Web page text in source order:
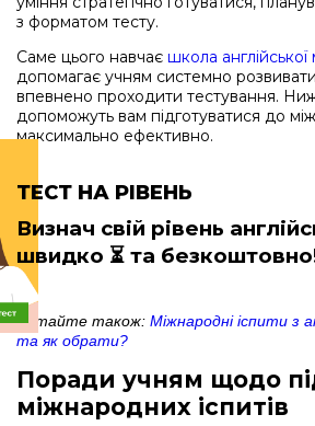
з форматом тесту.
Саме цього навчає школа
допомагає учням системно
впевнено проходити тестування.
допоможуть вам підготуватися до
максимально ефективно.
ТЕСТ НА РІВЕНЬ
Визнач свій рівень
швидко ⏳ та
Читайте також: Міжнародні іспити з
та як обрати?
Поради учням щодо
міжнародних іспитів